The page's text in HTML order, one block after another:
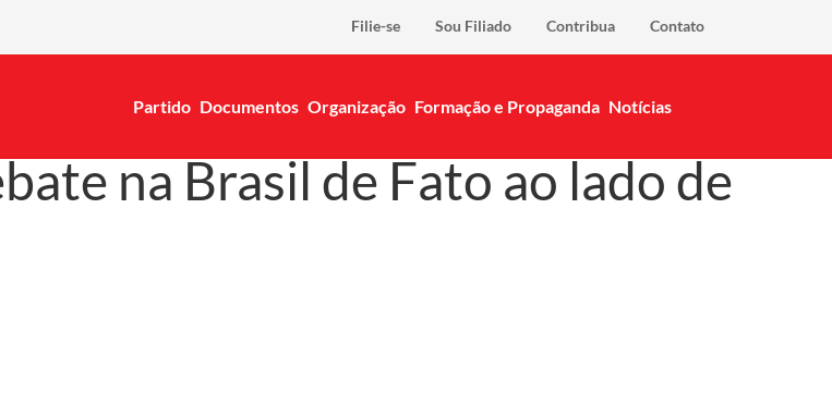
Filie-se Sou Filiado Contribua Contato
Partido Documentos Organização Formação e Propaganda Notícias
na Brasil de Fato ao lado de